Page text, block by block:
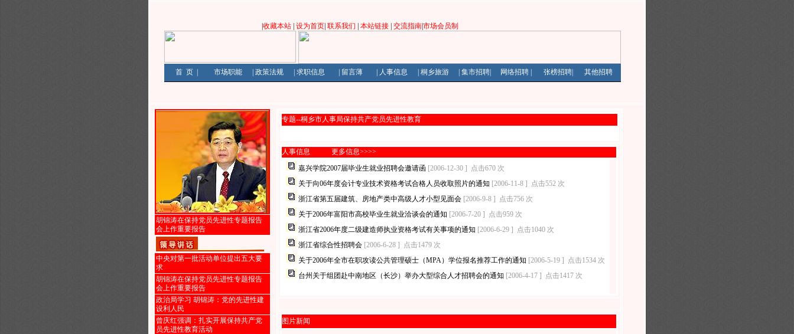
收藏本站 设为首页 联系我们 本站链接 交流指南市场会员制
首 页 市场职能 政策法规 求职信息 留言薄 人事信息 桐乡旅游 集市招聘| 网络招聘 张榜招聘| 其他招聘
胡锦涛在保持党员先进性专题报告
会上作重要报告
中央对第一批活动单位提出五大要
求
胡锦涛在保持党员先进性专题报告
会上作重要报告
政治局学习 胡锦涛：党的先进性建
设利人民
曾庆红强调：扎实开展保持共产党
员先进性教育活动
专题--桐乡市人事局保持共产党员先进性教育
人事信息 更多信息>>>>
嘉兴学院2007届毕业生就业招聘会邀请函 [2006-12-30 ]
点击670 次
关于向06年度会计专业技术资格考试合格人员收取照片的通知 [2006-11-8 ]
点击552 次
浙江省第五届建筑、房地产类中高级人才小型见面会 [2006-9-8 ]
点击756 次
关于2006年富阳市高校毕业生就业洽谈会的通知 [2006-7-20 ]
点击959 次
浙江省2006年度二级建造师执业资格考试有关事项的通知 [2006-6-29 ]
点击1040 次
浙江省综合性招聘会 [2006-6-28 ]
点击1479 次
关于2006年全市在职攻读公共管理硕士（MPA）学位报名推荐工作的通知 [2006-5-19 ]
点击1534 次
台州关于组团赴中南地区（长沙）举办大型综合人才招聘会的通知 [2006-4-17 ] 点击1417 次
图片新闻